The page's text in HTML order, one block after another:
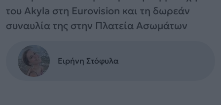
του Akyla στη Eurovision και τη δωρεάν
συναυλία της στην Πλατεία Ασωμάτων
Ειρήνη Στόφυλα